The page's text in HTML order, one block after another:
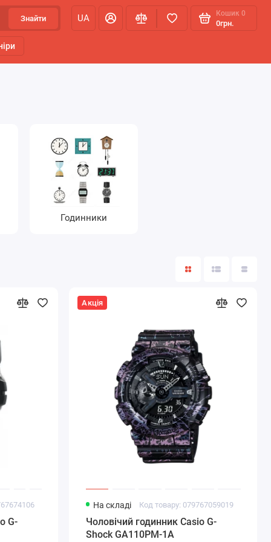
Знайти UA Кошик 0
0грн.
Годинники
G-
Акція
На складі Код товару: 079767059019
Чоловічий годинник Casio G-
Shock GA110PM-1A